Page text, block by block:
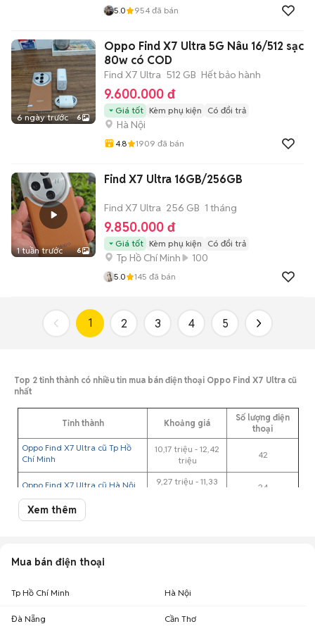
5.0 954 đã bán
6 ngày trước 6
Oppo Find X7 Ultra 5G Nâu 16/512 sạc
80w có COD
Find X7 Ultra 512 GB Hết bảo hành
9.600.000 đ
Giá tốt Kèm phụ kiện Có đổi trả
Hà Nội
4.8 1909 đã bán
1 tuần trước 6
Find X7 Ultra 16GB/256GB
Find X7 Ultra 256 GB 1 tháng
9.850.000 đ
Giá tốt Kèm phụ kiện Có đổi trả
Tp Hồ Chí Minh 100
5.0 145 đã bán
1 2 3 4 5
Top 2 tỉnh thành có nhiều tin mua bán điện thoại Oppo Find X7 Ultra cũ
nhất
Tỉnh thành Khoảng giá
Số lượng điện
thoại
Oppo Find X7 Ultra cũ Tp Hồ
Chí Minh
10,17 triệu - 12,42
triệu
42
Oppo Find X7 Ultra cũ Hà Nội
9,27 triệu - 11,33
24
Oppo Find X7 Ultra màu đen cũ
Oppo Find X7 Ultra màu trắng cũ
: 10,3 triệu
Lưu ý:Mức giá dựa trên các tin đăng tại Chợ Tốt, chỉ mang tính chất tham
Xem thêm
Mua bán điện thoại
Tp Hồ Chí Minh Hà Nội
Đà Nẵng Cần Thơ